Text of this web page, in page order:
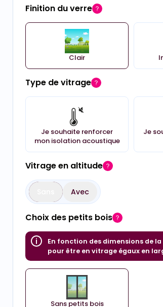
Finition du verre
Clair
Type de vitrage
Je souhaite renforcer
mon isolation acoustique
Je
Vitrage en altitude
Avec
Choix des petits bois
En fonction des dimensions de
pour être en vitrage égaux en
Sans petits bois